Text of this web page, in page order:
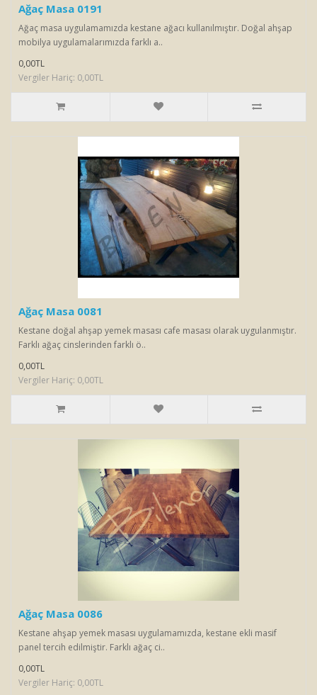
Ağaç Masa 0191
Ağaç masa uygulamamızda kestane ağacı kullanılmıştır. Doğal ahşap
mobilya uygulamalarımızda farklı a..
0,00TL
Vergiler Hariç: 0,00TL
Ağaç Masa 0081
Kestane doğal ahşap yemek masası cafe masası olarak uygulanmıştır.
Farklı ağaç cinslerinden farklı ö..
0,00TL
Vergiler Hariç: 0,00TL
Ağaç Masa 0086
Kestane ahşap yemek masası uygulamamızda, kestane ekli masif
panel tercih edilmiştir. Farklı ağaç ci..
0,00TL
Vergiler Hariç: 0,00TL